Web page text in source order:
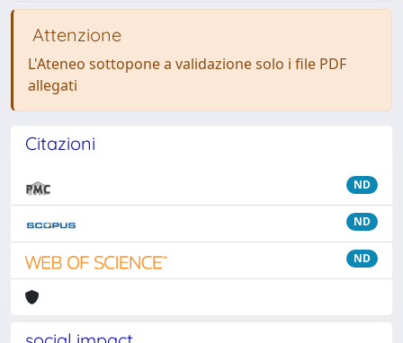
Attenzione
L'Ateneo sottopone a validazione solo i file PDF
allegati
Citazioni
ND
ND
ND